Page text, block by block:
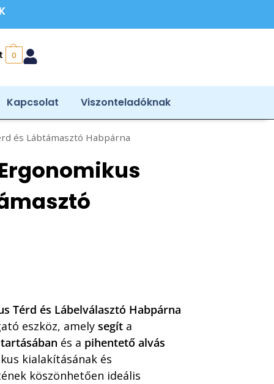
0
Kapcsolat Viszonteladóknak
és Lábtámasztó Habpárna
Térd és Lábelválasztó Habpárna
eszköz, amelysegít a
és a pihentető alvás
kialakításának és
köszönhetően ideális